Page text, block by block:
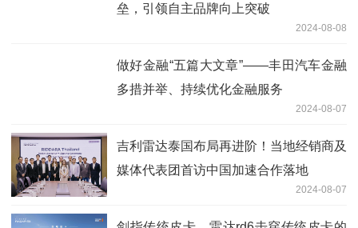
垒，引领自主品牌向上突破
2024-08-08
做好金融“五篇大文章”——丰田汽车金融
多措并举、持续优化金融服务
2024-08-07
吉利雷达泰国布局再进阶！当地经销商及
媒体代表团首访中国加速合作落地
2024-08-07